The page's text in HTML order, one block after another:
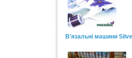
В'язальні машини